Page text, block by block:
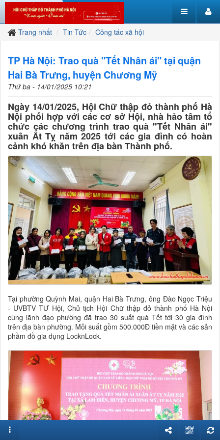
Trang nhất Tin Tức Công tác xã hội
TP Hà Nội: Trao quà "Tết Nhân ái" tại quận
Hai Bà Trưng, huyện Chương Mỹ
Thứ ba - 14/01/2025 10:21
Ngày 14/01/2025, Hội Chữ thập đỏ thành phố Hà
Nội phối hợp với các cơ sở Hội, nhà hảo tâm tổ
chức các chương trình trao quà "Tết Nhân ái"
xuân Ất Tỵ năm 2025 tới các gia đình có hoàn
cảnh khó khăn trên địa bàn Thành phố.
Tại phường Quỳnh Mai, quận Hai Bà Trưng, ông Đào Ngọc Triệu
- UVBTV TƯ Hội, Chủ tịch Hội Chữ thập đỏ thành phố Hà Nội
cùng lãnh đạo phường đã trao 30 suất quà Tết tới 30 gia đình
trên địa bàn phường. Mỗi suất gồm 500.000Đ tiền mặt và các sản
phầm đồ gia dụng LocknLock.